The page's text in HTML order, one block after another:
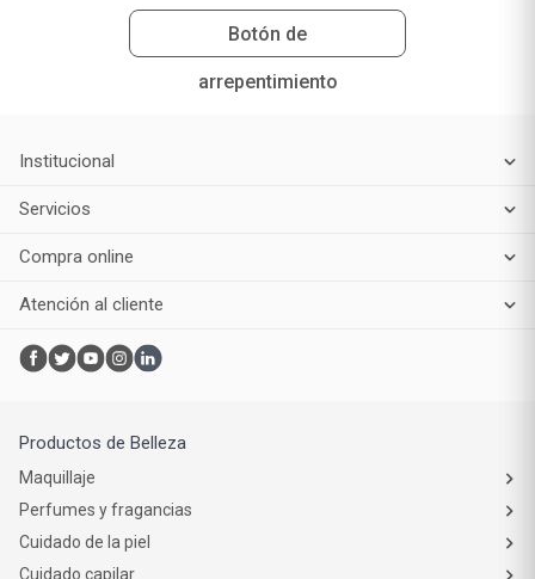
Sofía está en línea para asistirte
Botón de
Institucional
Servicios
Compra online
Atención al cliente
Productos de Belleza
Perfumes y fragancias